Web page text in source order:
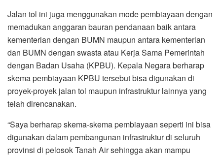
Jalan tol ini juga menggunakan mode pembiayaan dengan
memadukan anggaran bauran pendanaan baik antara
kementerian dengan BUMN maupun antara kementerian
dan BUMN dengan swasta atau Kerja Sama Pemerintah
dengan Badan Usaha (KPBU). Kepala Negara berharap
skema pembiayaan KPBU tersebut bisa digunakan di
proyek-proyek jalan tol maupun infrastruktur lainnya yang
telah direncanakan.
“Saya berharap skema-skema pembiayaan seperti ini bisa
digunakan dalam pembangunan infrastruktur di seluruh
provinsi di pelosok Tanah Air sehingga akan mampu